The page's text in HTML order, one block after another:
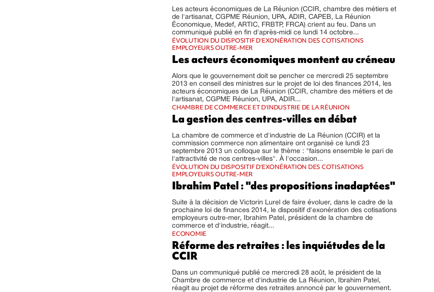
Les acteurs économiques de La Réunion (CCIR, chambre des métiers et
de l'artisanat, CGPME Réunion, UPA, ADIR, CAPEB, La Réunion
Économique, Medef, ARTIC, FRBTP, FRCA) crient au feu. Dans un
communiqué publié en fin d'après-midi ce lundi 14 octobre...
ÉVOLUTION DU DISPOSITIF D'EXONÉRATION DES COTISATIONS
EMPLOYEURS OUTRE-MER
Les acteurs économiques montent au créneau
Alors que le gouvernement doit se pencher ce mercredi 25 septembre
2013 en conseil des ministres sur le projet de loi des finances 2014, les
acteurs économiques de La Réunion (CCIR, chambre des métiers et de
l'artisanat, CGPME Réunion, UPA, ADIR...
CHAMBRE DE COMMERCE ET D'INDUSTRIE DE LA RÉUNION
La gestion des centres-villes en débat
La chambre de commerce et d'industrie de La Réunion (CCIR) et la
commission commerce non alimentaire ont organisé ce lundi 23
septembre 2013 un colloque sur le thème : "faisons ensemble le pari de
l'attractivité de nos centres-villes". À l'occasion...
ÉVOLUTION DU DISPOSITIF D'EXONÉRATION DES COTISATIONS
EMPLOYEURS OUTRE-MER
Ibrahim Patel : "des propositions inadaptées"
Suite à la décision de Victorin Lurel de faire évoluer, dans le cadre de la
prochaine loi de finances 2014, le dispositif d'exonération des cotisations
employeurs outre-mer, Ibrahim Patel, président de la chambre de
commerce et d'industrie, réagit...
ECONOMIE
Réforme des retraites : les inquiétudes de la
CCIR
Dans un communiqué publié ce mercredi 28 août, le président de la
Chambre de commerce et d'industrie de La Réunion, Ibrahim Patel,
réagit au projet de réforme des retraites annoncé par le gouvernement.